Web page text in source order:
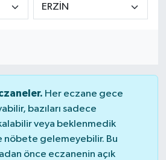
Her eczane gece
bazıları sadece
veya beklenmedik
nöbete gelemeyebilir. Bu
önce eczanenin açık